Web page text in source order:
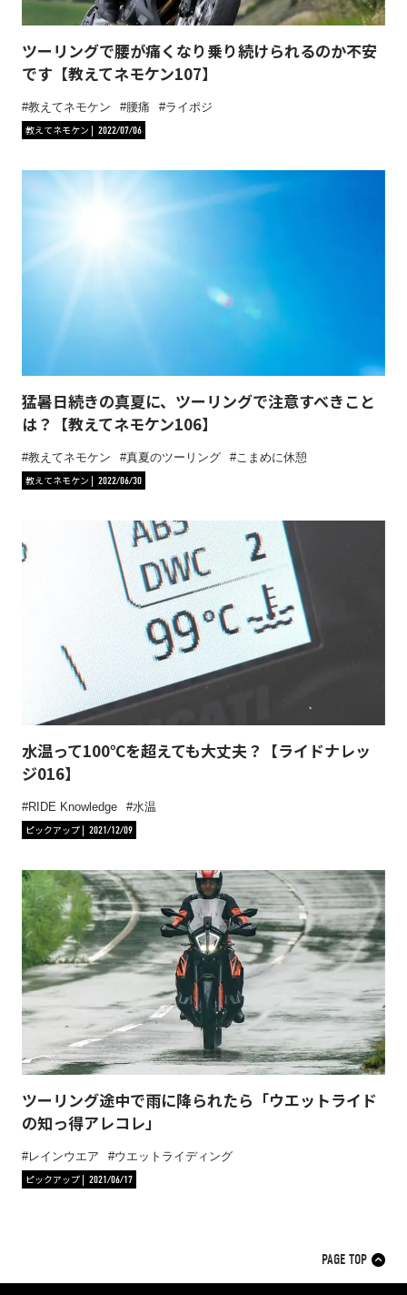
ツーリングで腰が痛くなり乗り続けられるのか不安
です【教えてネモケン107】
教えてネモケン 腰痛
ライポジ
教えてネモケン
2022/07/06
猛暑日続きの真夏に、ツーリングで注意すべきこと
は？【教えてネモケン106】
教えてネモケン 真夏のツーリング
こまめに休憩
教えてネモケン
2022/06/30
水温って100℃を超えても大丈夫？【ライドナレッ
ジ016】
RIDE Knowledge
水温
ピックアップ
2021/12/09
ツーリング途中で雨に降られたら「ウエットライド
の知っ得アレコレ」
レインウエア
ウエットライディング
ピックアップ
2021/06/17
PAGE TOP